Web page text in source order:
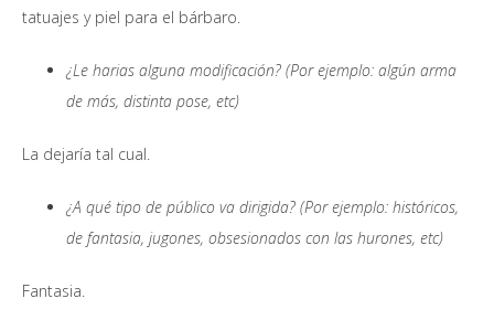
tatuajes y piel para el bárbaro.
¿Le harias alguna modificación? (Por ejemplo: algún arma
de más, distinta pose, etc)
La dejaría tal cual.
¿A qué tipo de público va dirigida? (Por ejemplo: históricos,
de fantasia, jugones, obsesionados con las hurones, etc)
Fantasia.